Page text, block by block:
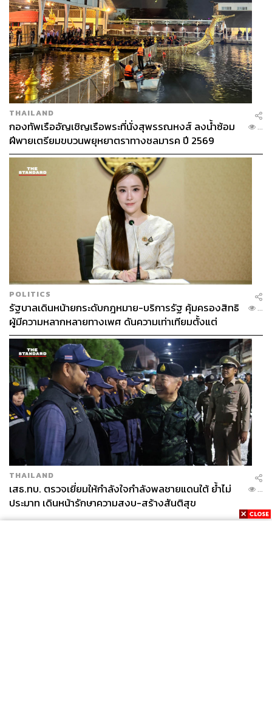
THAILAND
กองทัพเรืออัญเชิญเรือพระที่นั่งสุพรรณหงส์ ลงน้ำซ้อม
ฝีพายเตรียมขบวนพยุหยาตราทางชลมารค ปี 2569
...
POLITICS
รัฐบาลเดินหน้ายกระดับกฎหมาย-บริการรัฐ คุ้มครองสิทธิ
ผู้มีความหลากหลายทางเพศ ดันความเท่าเทียมตั้งแต่
หลักสูตรในห้องเรียนถึงที่ทำงาน
...
THAILAND
เสธ.ทบ. ตรวจเยี่ยมให้กำลังใจกำลังพลชายแดนใต้ ย้ำไม่
ประมาท เดินหน้ารักษาความสงบ-สร้างสันติสุข
...